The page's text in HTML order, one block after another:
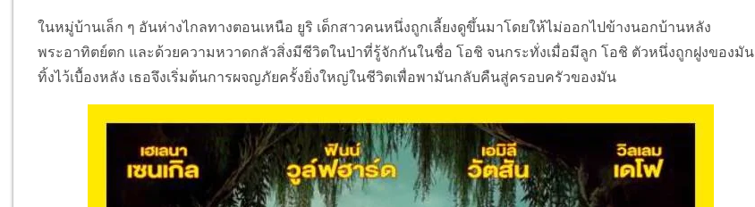
ในหมู่บ้านเล็ก ๆ อันห่างไกลทางตอนเหนือ ยูริ เด็กสาวคนหนึ่งถูกเลี้ยงดูขึ้นมาโดยให้ไม่ออกไปข้างนอกบ้านหลัง
พระอาทิตย์ตก และด้วยความหวาดกลัวสิ่งมีชีวิตในป่าที่รู้จักกันในชื่อ โอชิ จนกระทั่งเมื่อมีลูก โอชิ ตัวหนึ่งถูกฝูงของมัน
ทิ้งไว้เบื้องหลัง เธอจึงเริ่มต้นการผจญภัยครั้งยิ่งใหญ่ในชีวิตเพื่อพามันกลับคืนสู่ครอบครัวของมัน